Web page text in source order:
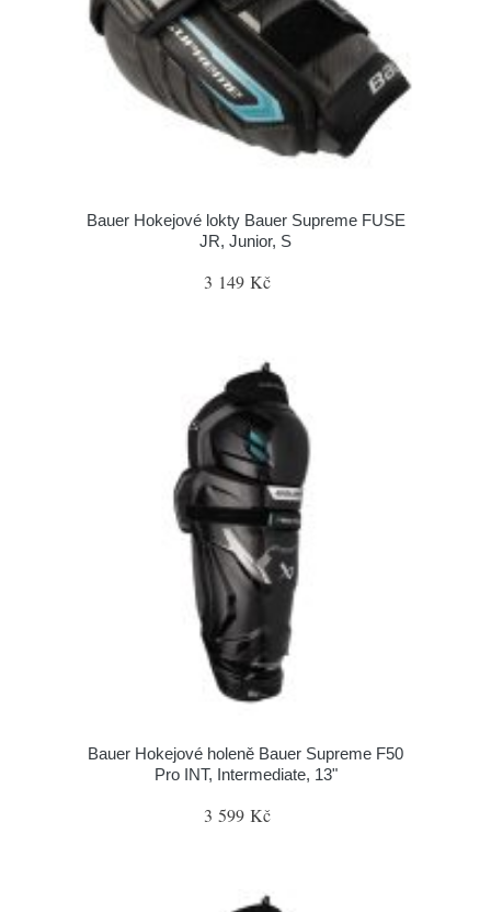
Bauer Hokejové lokty Bauer Supreme FUSE
JR, Junior, S
3 149 Kč
Bauer Hokejové holeně Bauer Supreme F50
Pro INT, Intermediate, 13"
3 599 Kč